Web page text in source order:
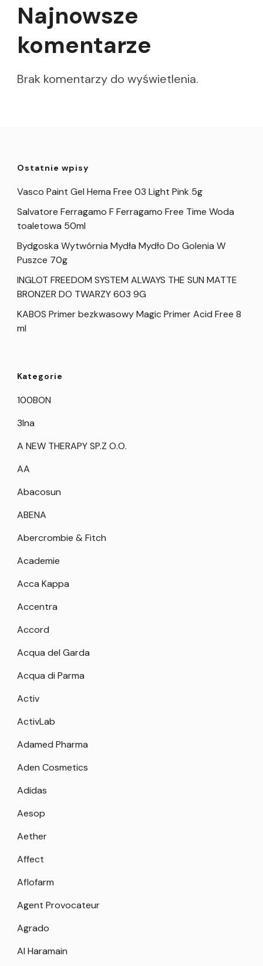
Najnowsze
komentarze
Brak komentarzy do wyświetlenia.
Ostatnie wpisy
Vasco Paint Gel Hema Free 03 Light Pink 5g
Salvatore Ferragamo F Ferragamo Free Time Woda
toaletowa 50ml
Bydgoska Wytwórnia Mydła Mydło Do Golenia W
Puszce 70g
INGLOT FREEDOM SYSTEM ALWAYS THE SUN MATTE
BRONZER DO TWARZY 603 9G
KABOS Primer bezkwasowy Magic Primer Acid Free 8
ml
Kategorie
100BON
3Ina
A NEW THERAPY SP.Z O.O.
AA
Abacosun
ABENA
Abercrombie & Fitch
Academie
Acca Kappa
Accentra
Accord
Acqua del Garda
Acqua di Parma
Activ
ActivLab
Adamed Pharma
Aden Cosmetics
Adidas
Aesop
Aether
Affect
Aflofarm
Agent Provocateur
Agrado
Al Haramain